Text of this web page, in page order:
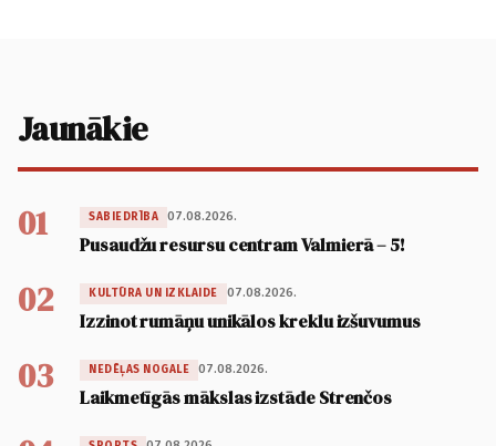
Jaunākie
01 SABIEDRĪBA 07.08.2026.
Pusaudžu resursu centram Valmierā – 5!
02 KULTŪRA UN IZKLAIDE 07.08.2026.
Izzinot rumāņu unikālos kreklu izšuvumus
03 NEDĒĻAS NOGALE 07.08.2026.
Laikmetīgās mākslas izstāde Strenčos